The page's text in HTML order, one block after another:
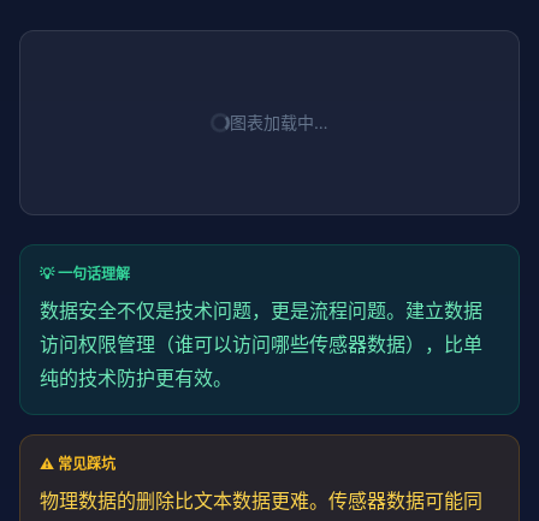
图表加载中…
💡 一句话理解
数据安全不仅是技术问题，更是流程问题。建立数据
访问权限管理（谁可以访问哪些传感器数据），比单
纯的技术防护更有效。
⚠️ 常见踩坑
物理数据的删除比文本数据更难。传感器数据可能同